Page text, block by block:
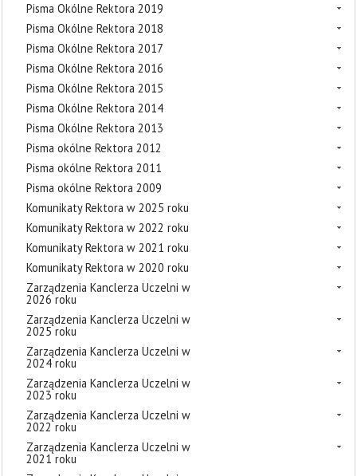
Pisma Okólne Rektora 2019
Pisma Okólne Rektora 2018
Pisma Okólne Rektora 2017
Pisma Okólne Rektora 2016
Pisma Okólne Rektora 2015
Pisma Okólne Rektora 2014
Pisma Okólne Rektora 2013
Pisma okólne Rektora 2012
Pisma okólne Rektora 2011
Pisma okólne Rektora 2009
Komunikaty Rektora w 2025 roku
Komunikaty Rektora w 2022 roku
Komunikaty Rektora w 2021 roku
Komunikaty Rektora w 2020 roku
Zarządzenia Kanclerza Uczelni w
2026 roku
Zarządzenia Kanclerza Uczelni w
2025 roku
Zarządzenia Kanclerza Uczelni w
2024 roku
Zarządzenia Kanclerza Uczelni w
2023 roku
Zarządzenia Kanclerza Uczelni w
2022 roku
Zarządzenia Kanclerza Uczelni w
2021 roku